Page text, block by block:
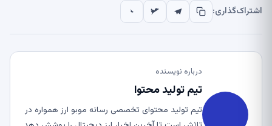
اشتراک‌گذاری:
درباره نویسنده
تیم تولید محتوا
تیم تولید محتوای تخصصی رسانه موبو ارز همواره در